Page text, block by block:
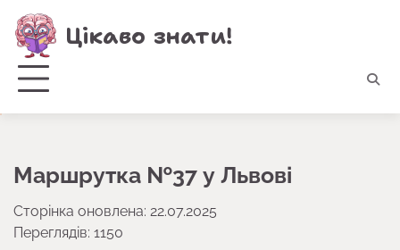
Перейти
до
вмісту
Цікаво знати!
Маршрутка №37 у Львові
Сторінка оновлена: 22.07.2025
Переглядів: 1150